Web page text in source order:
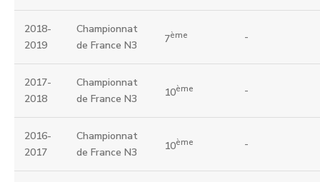
2018-
2019
Championnat
de France N3
7ème -
2017-
2018
Championnat
de France N3
10ème -
2016-
2017
Championnat
de France N3
10ème -